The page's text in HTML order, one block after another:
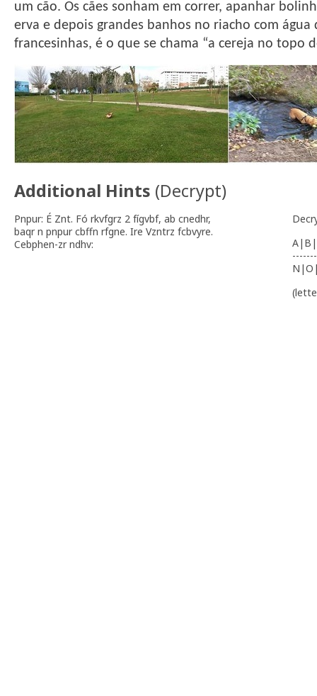
um cão. Os cães sonham em correr, apanhar
erva e depois grandes banhos no riacho com
francesinhas, é o que se chama “a cereja no topo
Additional Hints (Decrypt)
Pnpur: É Znt. Fó rkvfgrz 2 fígvbf, ab cnedhr,
baqr n pnpur cbffn rfgne. Ire Vzntrz fcbvyre.
Cebphen-zr ndhv: